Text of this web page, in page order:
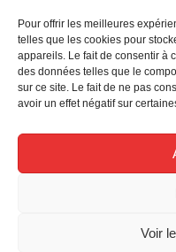
Pour offrir les meilleures
telles que les cookies pour
appareils. Le fait de consentir à
des données telles que le
sur ce site. Le fait de ne pas
avoir un effet négatif sur
Voir
Obtenez l’ensemble